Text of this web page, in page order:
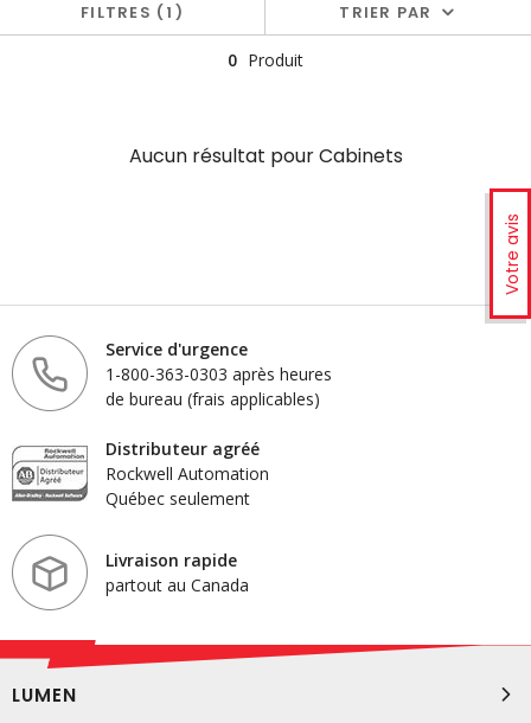
Votre avis
FILTRES 1 TRIER PAR
0 Produit
Aucun résultat pourCabinets
Service d'urgence
1-800-363-0303 après heures
de bureau (frais applicables)
Distributeur agréé
Rockwell Automation
Québec seulement
Livraison rapide
partout au Canada
LUMEN